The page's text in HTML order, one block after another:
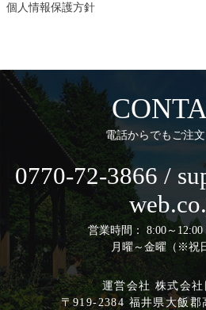
個人情報保護方針
電話からでもご注
0770-72-3866 /
営業時間： 8:00～12:00
月曜～金曜（※祝
運営会社 株式会社
〒919-2384 福井県大飯郡